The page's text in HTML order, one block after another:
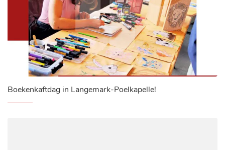
Boekenkaftdag in Langemark-Poelkapelle!